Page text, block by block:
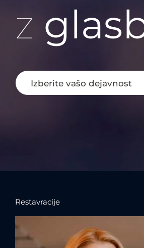
z
Restavracije